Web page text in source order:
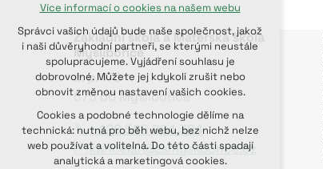
Základní škola a Mateřská škola
Myslibořice
č. p. 170
675 60 Myslibořice
+420 568 864 324
kancelar@zsmysliborice.cz
analytická pro anonymizované
vyhodnocení návštěvnosti
marketingová cookies (Google, Seznam,
Facebook)
Více informací o cookies na našem webu
PŘIJMOUT VŠECHNY COOKIES
ODMÍTNOUT VOLITELNÁ
Více informací o cookies na našem webu
Správci vašich údajů bude naše společnost, jakož
i naši důvěryhodní partneři, se kterými neustále
spolupracujeme. Vyjádření souhlasu je
dobrovolné. Můžete jej kdykoli zrušit nebo
obnovit změnou nastavení vašich cookies.
Cookies a podobné technologie dělíme na
technická: nutná pro běh webu, bez nichž nelze
web používat a volitelná. Do této části spadají
analytická a marketingová cookies.